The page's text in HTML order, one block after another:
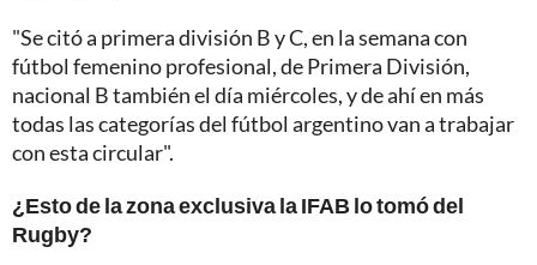
"Se citó a primera división B y C, en la semana con
fútbol femenino profesional, de Primera División,
nacional B también el día miércoles, y de ahí en más
todas las categorías del fútbol argentino van a trabajar
con esta circular".
¿Esto de la zona exclusiva la IFAB lo tomó del
Rugby?